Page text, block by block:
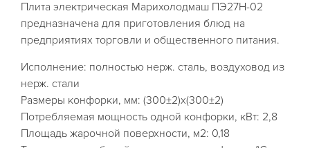
Плита электрическая Марихолодмаш ПЭ27Н-02
предназначена для приготовления блюд на
предприятиях торговли и общественного питания.
Исполнение: полностью нерж. сталь, воздуховод из
нерж. стали
Размеры конфорки, мм: (300±2)х(300±2)
Потребляемая мощность одной конфорки, кВт: 2,8
Площадь жарочной поверхности, м2: 0,18